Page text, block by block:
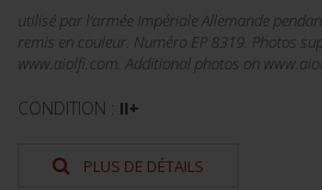
utilisé par l'armée Impériale Allemande
remis en couleur. Numéro EP 8319. Photos
www.aiolfi.com. Additional photos on
CONDITION : II+
PLUS DE DÉTAILS